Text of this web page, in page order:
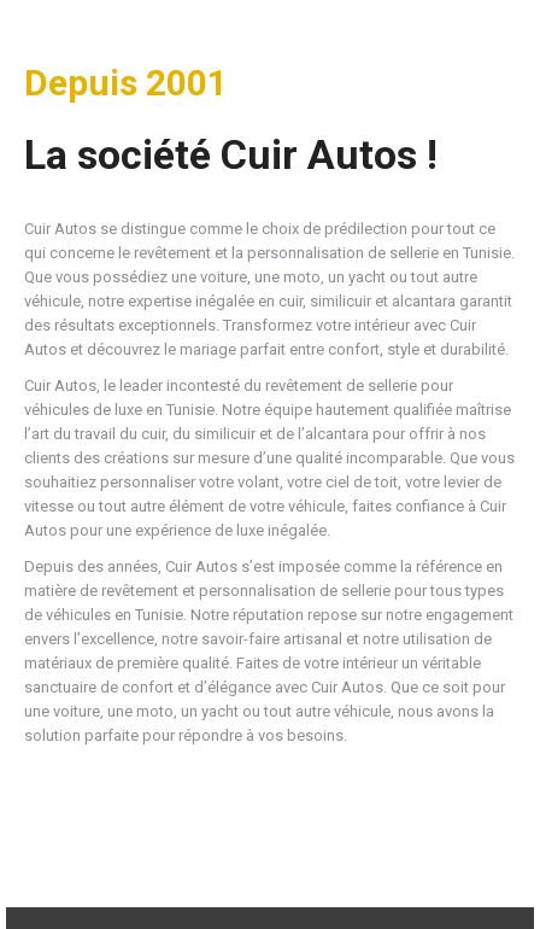
Depuis 2001
La société Cuir Autos !
Cuir Autos se distingue comme le choix de prédilection pour tout ce
qui concerne le revêtement et la personnalisation de sellerie en Tunisie.
Que vous possédiez une voiture, une moto, un yacht ou tout autre
véhicule, notre expertise inégalée en cuir, similicuir et alcantara garantit
des résultats exceptionnels. Transformez votre intérieur avec Cuir
Autos et découvrez le mariage parfait entre confort, style et durabilité.
Cuir Autos, le leader incontesté du revêtement de sellerie pour
véhicules de luxe en Tunisie. Notre équipe hautement qualifiée maîtrise
l’art du travail du cuir, du similicuir et de l’alcantara pour offrir à nos
clients des créations sur mesure d’une qualité incomparable. Que vous
souhaitiez personnaliser votre volant, votre ciel de toit, votre levier de
vitesse ou tout autre élément de votre véhicule, faites confiance à Cuir
Autos pour une expérience de luxe inégalée.
Depuis des années, Cuir Autos s’est imposée comme la référence en
matière de revêtement et personnalisation de sellerie pour tous types
de véhicules en Tunisie. Notre réputation repose sur notre engagement
envers l’excellence, notre savoir-faire artisanal et notre utilisation de
matériaux de première qualité. Faites de votre intérieur un véritable
sanctuaire de confort et d’élégance avec Cuir Autos. Que ce soit pour
une voiture, une moto, un yacht ou tout autre véhicule, nous avons la
solution parfaite pour répondre à vos besoins.